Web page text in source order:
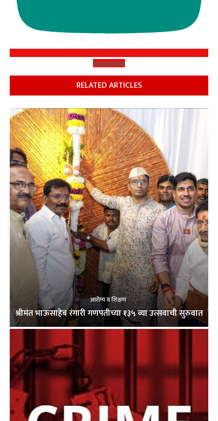
Subscribe
RELATED ARTICLES
आरोग्य व शिक्षण
श्रीमंत भाऊसाहेब रंगारी गणपतीच्या १३५ व्या उत्सवाची सुरुवात